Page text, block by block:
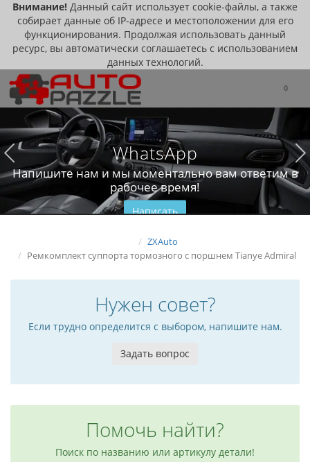
Внимание! Данный сайт использует cookie-файлы, а также
собирает данные об IP-адресе и местоположении для его
функционирования. Продолжая использовать данный
ресурс, вы автоматически соглашаетесь с использованием
данных технологий.
0
WhatsApp
Напишите нам и мы моментально вам ответим в
рабочее время!
Написать
ZXAuto
Ремкомплект суппорта тормозного с поршнем Tianye Admiral
Нужен совет?
Если трудно определится с выбором, напишите нам.
Задать вопрос
Помочь найти?
Поиск по названию или артикулу детали!